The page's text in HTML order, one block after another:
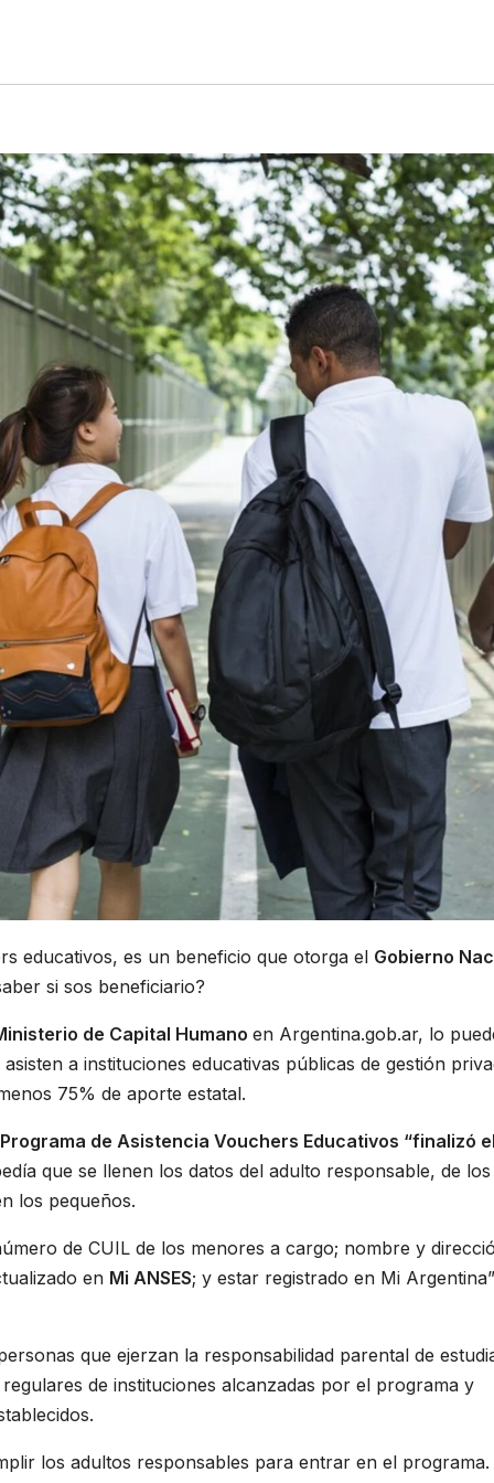
educativos, es un beneficio que otorga el Gobierno
si sos beneficiario?
de Capital Humano en Argentina.gob.ar, lo
a instituciones educativas públicas de gestión
75% de aporte estatal.
de Asistencia Vouchers Educativos “finalizó
que se llenen los datos del adulto responsable, de los
los pequeños.
de CUIL de los menores a cargo; nombre y
en Mi ANSES; y estar registrado en Mi
que ejerzan la responsabilidad parental de
de instituciones alcanzadas por el programa y
los adultos responsables para entrar en el programa.